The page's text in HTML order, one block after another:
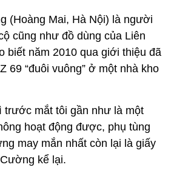
(Hoàng Mai, Hà Nội) là người
cũng như đồ dùng của Liên
biết năm 2010 qua giới thiệu đã
69 “đuôi vuông” ở một nhà kho
trước mắt tôi gần như là một
hoạt động được, phụ tùng
may mắn nhất còn lại là giấy
kể lại.